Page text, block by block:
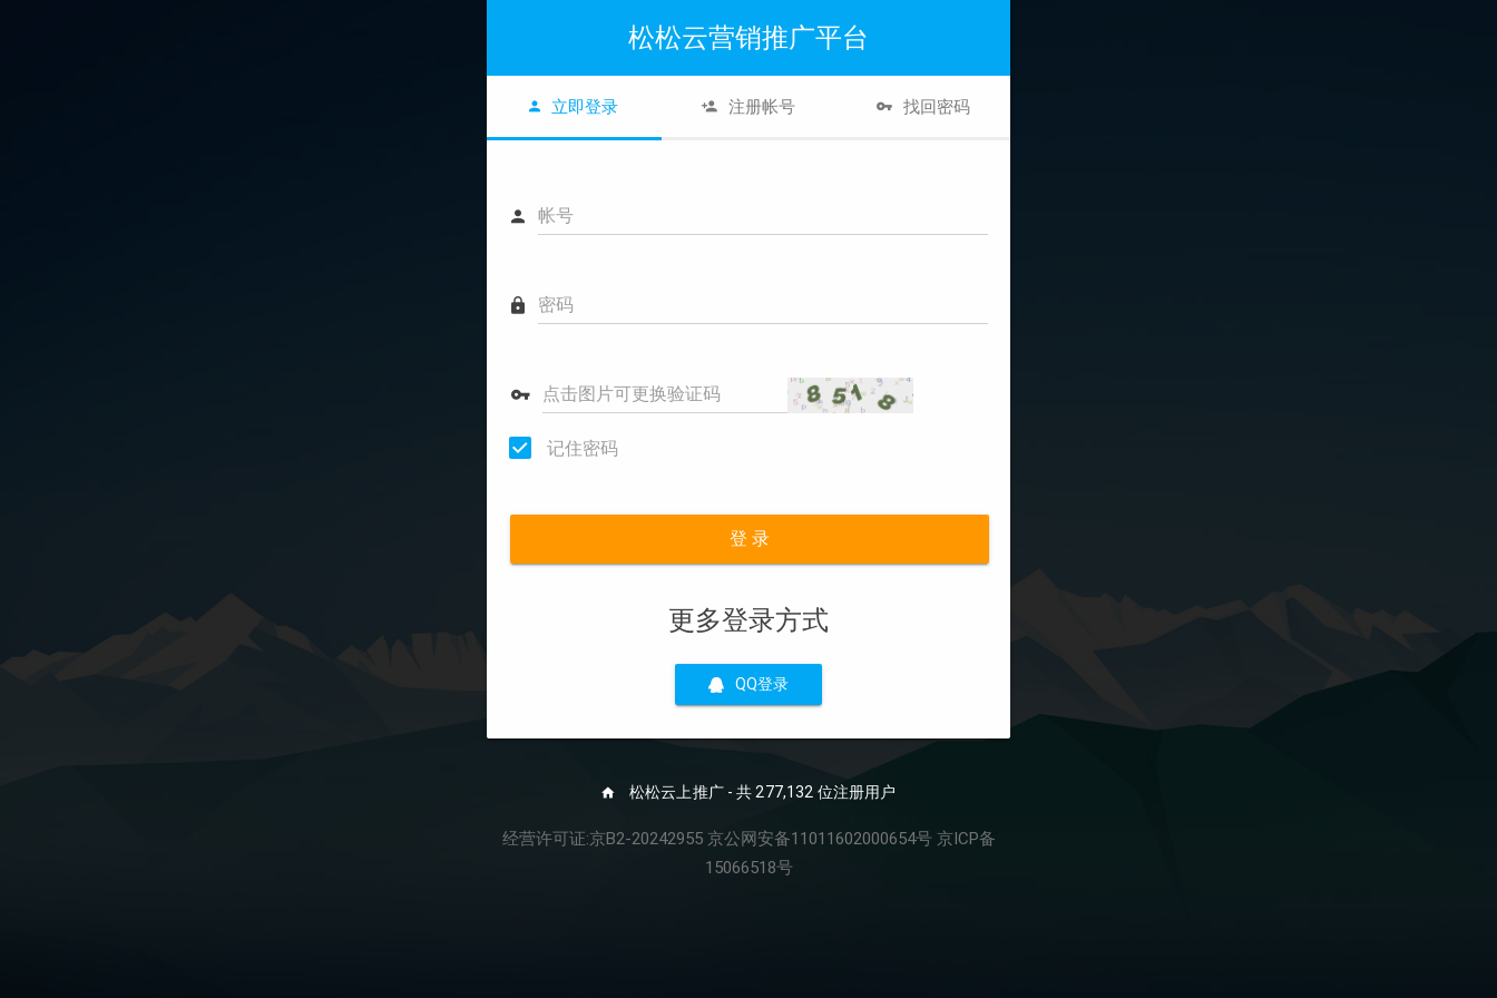
松松云营销推广平台
立即登录 注册帐号 找回密码
帐号
密码
点击图片可更换验证码
记住密码
登 录
更多登录方式
QQ登录
松松云上推广 - 共 277,132 位注册用户
经营许可证:京B2-20242955 京公网安备11011602000654号 京ICP备
15066518号